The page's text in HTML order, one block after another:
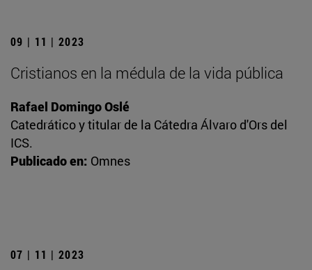
09 | 11 | 2023
Cristianos en la médula de la vida pública
Rafael Domingo Oslé
Catedrático y titular de la Cátedra Álvaro d'Ors del
ICS.
Publicado en: Omnes
07 | 11 | 2023